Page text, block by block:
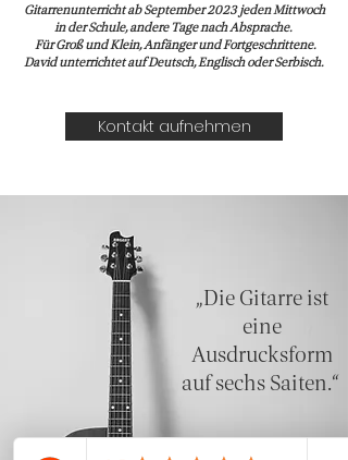
Gitarrenunterricht ab September 2023 jeden Mittwoch
in der Schule, andere Tage nach Absprache.
Für Groß und Klein, Anfänger und Fortgeschrittene.
David unterrichtet auf Deutsch, Englisch oder Serbisch.
Kontakt aufnehmen
„Die Gitarre ist
eine
Ausdrucksform
auf sechs Saiten.“